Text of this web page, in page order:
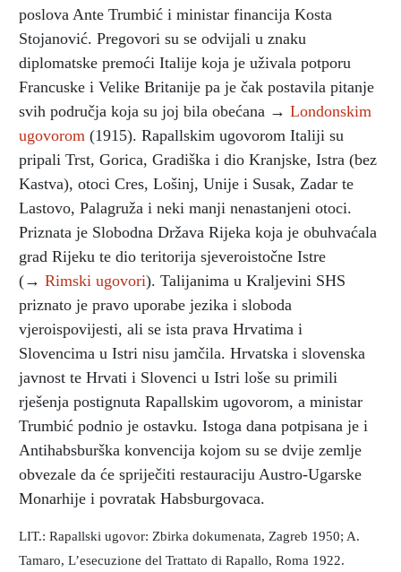
poslova Ante Trumbić i ministar financija Kosta
Stojanović. Pregovori su se odvijali u znaku
diplomatske premoći Italije koja je uživala potporu
Francuske i Velike Britanije pa je čak postavila pitanje
svih područja koja su joj bila obećana → Londonskim
ugovorom (1915). Rapallskim ugovorom Italiji su
pripali Trst, Gorica, Gradiška i dio Kranjske, Istra (bez
Kastva), otoci Cres, Lošinj, Unije i Susak, Zadar te
Lastovo, Palagruža i neki manji nenastanjeni otoci.
Priznata je Slobodna Država Rijeka koja je obuhvaćala
grad Rijeku te dio teritorija sjeveroistočne Istre
(→ Rimski ugovori). Talijanima u Kraljevini SHS
priznato je pravo uporabe jezika i sloboda
vjeroispovijesti, ali se ista prava Hrvatima i
Slovencima u Istri nisu jamčila. Hrvatska i slovenska
javnost te Hrvati i Slovenci u Istri loše su primili
rješenja postignuta Rapallskim ugovorom, a ministar
Trumbić podnio je ostavku. Istoga dana potpisana je i
Antihabsburška konvencija kojom su se dvije zemlje
obvezale da će spriječiti restauraciju Austro-Ugarske
Monarhije i povratak Habsburgovaca.
LIT.: Rapallski ugovor: Zbirka dokumenata, Zagreb 1950; A.
Tamaro, L’esecuzione del Trattato di Rapallo, Roma 1922.